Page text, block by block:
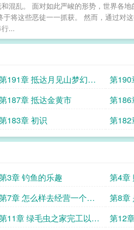
混乱。 面对如此严峻的形势，世界各
将这些恶徒一一抓获。 然而，通过对
...
191章 抵达月见山梦幻接
回家
第190
187章 抵达金黄市
第186
183章 初识 第182
3章 钓鱼的乐趣
第4章
7章 怎么样去经营一个农
第8章
11章 绿毛虫之家完工以及
第12